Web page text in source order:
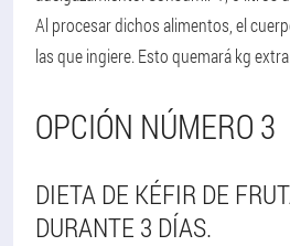
Al procesar dichos alimentos, el
las que ingiere. Esto quemará kg extra.
OPCIÓN NÚMERO 3
DIETA DE KÉFIR DE
DURANTE 3 DÍAS.